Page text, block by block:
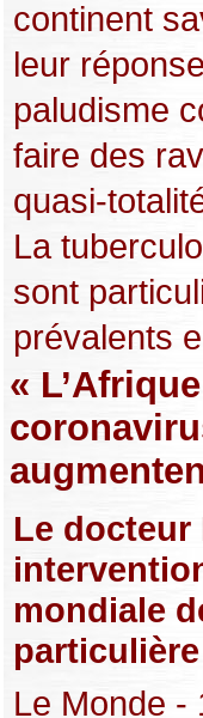
continent
leur
paludisme
faire des
quasi-
La
sont
prévalents
«
Le docteur
mondiale
Le Monde -